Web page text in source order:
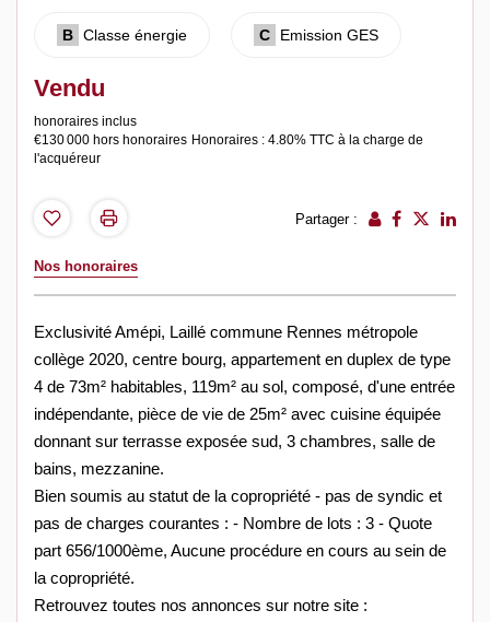
B Classe énergie C Emission GES
Vendu
honoraires inclus
€130 000 hors honoraires Honoraires : 4.80% TTC à la charge de
l'acquéreur
Partager :
Nos honoraires
Exclusivité Amépi, Laillé commune Rennes métropole
collège 2020, centre bourg, appartement en duplex de type
4 de 73m² habitables, 119m² au sol, composé, d'une entrée
indépendante, pièce de vie de 25m² avec cuisine équipée
donnant sur terrasse exposée sud, 3 chambres, salle de
bains, mezzanine.
Bien soumis au statut de la copropriété - pas de syndic et
pas de charges courantes : - Nombre de lots : 3 - Quote
part 656/1000ème, Aucune procédure en cours au sein de
la copropriété.
Retrouvez toutes nos annonces sur notre site :